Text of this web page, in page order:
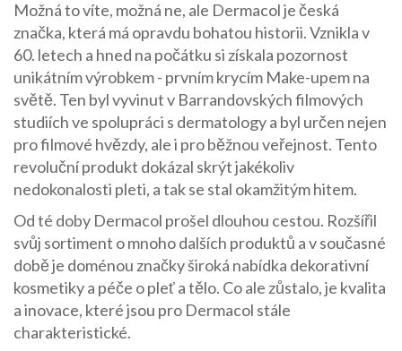
Možná to víte, možná ne, ale Dermacol je česká
značka, která má opravdu bohatou historii. Vznikla v
60. letech a hned na počátku si získala pozornost
unikátním výrobkem - prvním krycím Make-upem na
světě. Ten byl vyvinut v Barrandovských filmových
studiích ve spolupráci s dermatology a byl určen nejen
pro filmové hvězdy, ale i pro běžnou veřejnost. Tento
revoluční produkt dokázal skrýt jakékoliv
nedokonalosti pleti, a tak se stal okamžitým hitem.
Od té doby Dermacol prošel dlouhou cestou. Rozšířil
svůj sortiment o mnoho dalších produktů a v současné
době je doménou značky široká nabídka dekorativní
kosmetiky a péče o pleť a tělo. Co ale zůstalo, je kvalita
a inovace, které jsou pro Dermacol stále
charakteristické.